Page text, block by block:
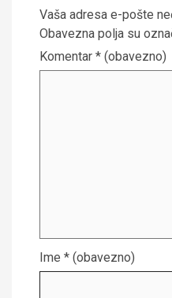
Vaša adresa e-pošte
Obavezna polja su
Komentar * (obavezno)
Ime * (obavezno)